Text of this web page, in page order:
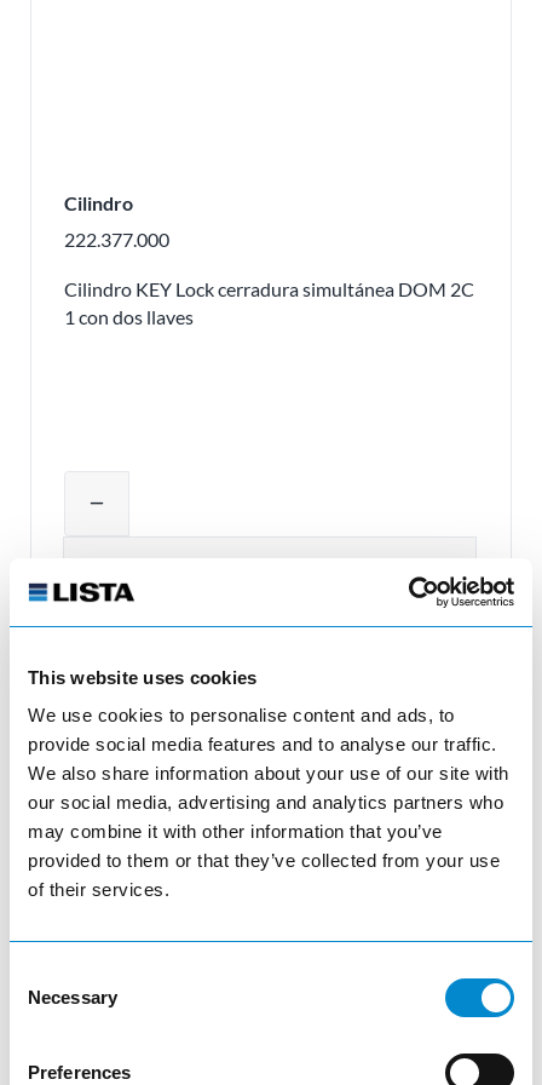
This website uses cookies
We use cookies to personalise content and ads, to
provide social media features and to analyse our traffic.
We also share information about your use of our site with
our social media, advertising and analytics partners who
may combine it with other information that you’ve
provided to them or that they’ve collected from your use
of their services.
Selection
Necessary
Preferences
Cilindro
222.377.000
Cilindro KEY Lock cerradura simultánea DOM 2C
1 con dos llaves
remove
add